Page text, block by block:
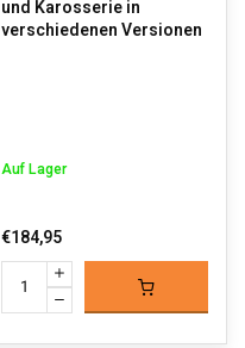
und Karosserie in
verschiedenen Versionen
Auf Lager
€184,95